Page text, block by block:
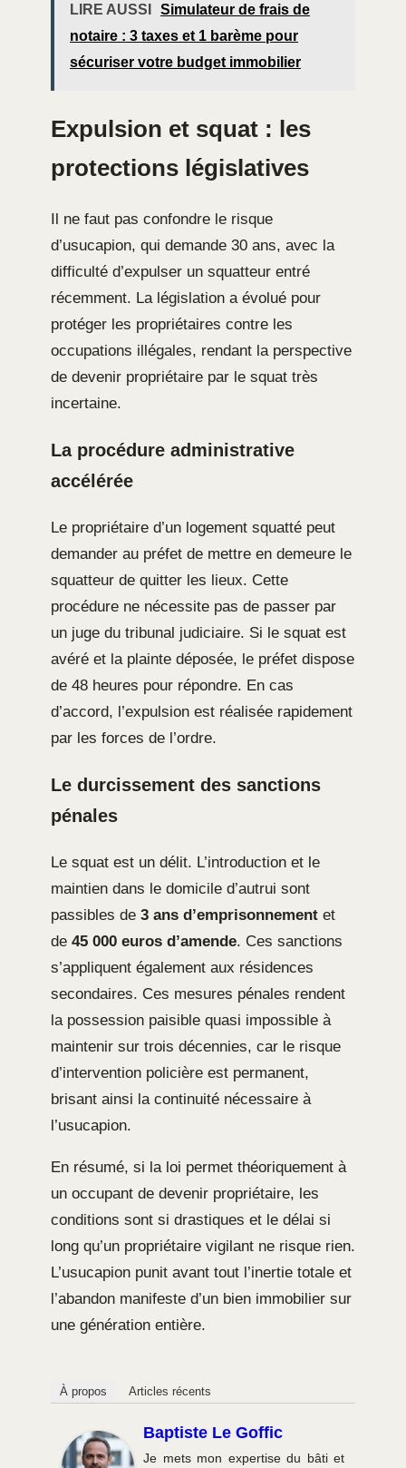
LIRE AUSSI
Simulateur de frais de
notaire : 3 taxes et 1 barème pour
sécuriser votre budget immobilier
Expulsion et squat : les
protections législatives
Il ne faut pas confondre le risque
d’usucapion, qui demande 30 ans, avec la
difficulté d’expulser un squatteur entré
récemment. La législation a évolué pour
protéger les propriétaires contre les
occupations illégales, rendant la perspective
de devenir propriétaire par le squat très
incertaine.
La procédure administrative
accélérée
Le propriétaire d’un logement squatté peut
demander au préfet de mettre en demeure le
squatteur de quitter les lieux. Cette
procédure ne nécessite pas de passer par
un juge du tribunal judiciaire. Si le squat est
avéré et la plainte déposée, le préfet dispose
de 48 heures pour répondre. En cas
d’accord, l’expulsion est réalisée rapidement
par les forces de l’ordre.
Le durcissement des sanctions
pénales
Le squat est un délit. L’introduction et le
maintien dans le domicile d’autrui sont
passibles de 3 ans d’emprisonnement et
de 45 000 euros d’amende. Ces sanctions
s’appliquent également aux résidences
secondaires. Ces mesures pénales rendent
la possession paisible quasi impossible à
maintenir sur trois décennies, car le risque
d’intervention policière est permanent,
brisant ainsi la continuité nécessaire à
l’usucapion.
En résumé, si la loi permet théoriquement à
un occupant de devenir propriétaire, les
conditions sont si drastiques et le délai si
long qu’un propriétaire vigilant ne risque rien.
L’usucapion punit avant tout l’inertie totale et
l’abandon manifeste d’un bien immobilier sur
une génération entière.
À propos Articles récents
Baptiste Le Goffic
Je mets mon expertise du bâti et